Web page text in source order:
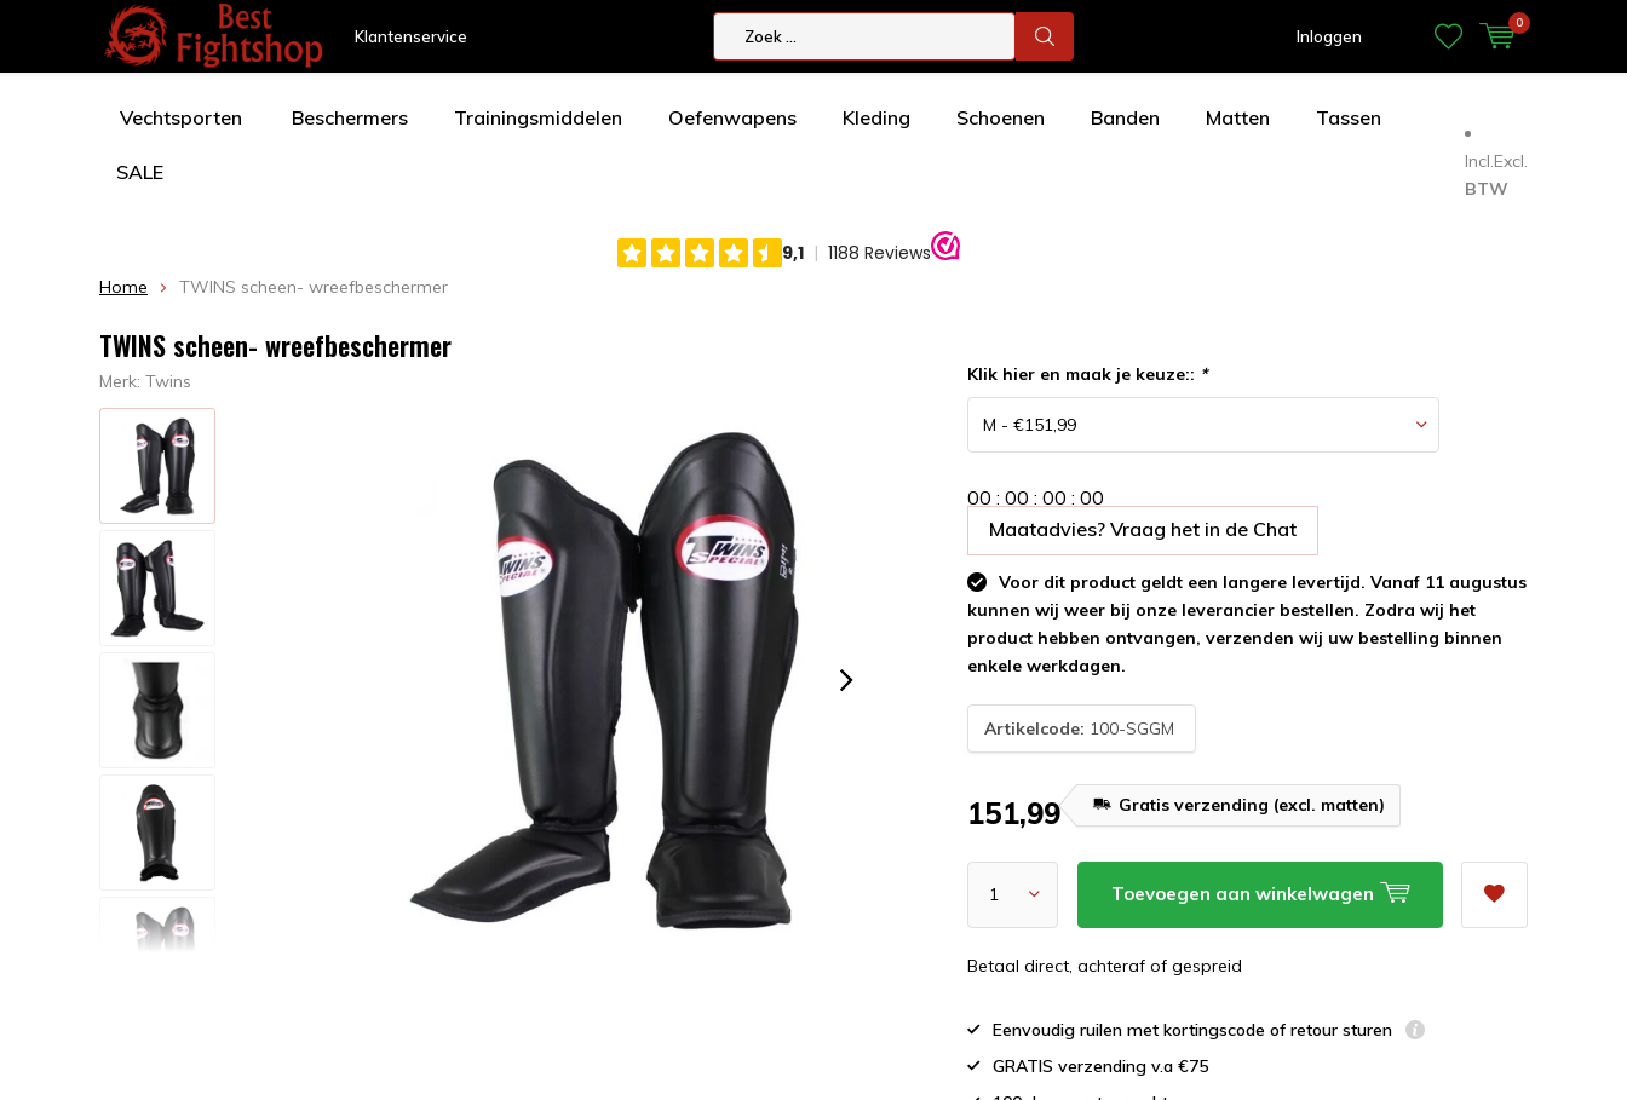
Klantenservice Inloggen
0
Vechtsporten Beschermers Trainingsmiddelen Oefenwapens Kleding Schoenen Banden Matten Tassen
SALE Incl.Excl.
BTW
Home TWINS scheen- wreefbeschermer
TWINS scheen- wreefbeschermer
Merk: Twins Klik hier en maak je keuze:: *
00 :00 :00 :00
Maatadvies? Vraag het in de Chat
Voor dit product geldt een langere levertijd. Vanaf 11 augustus
kunnen wij weer bij onze leverancier bestellen. Zodra wij het
product hebben ontvangen, verzenden wij uw bestelling binnen
enkele werkdagen.
Artikelcode: 100-SGGM
151,99 Gratis verzending (excl. matten)
Toevoegen aan winkelwagen
Betaal direct, achteraf of gespreid
Eenvoudig ruilen met kortingscode of retour sturen
GRATIS verzending v.a €75